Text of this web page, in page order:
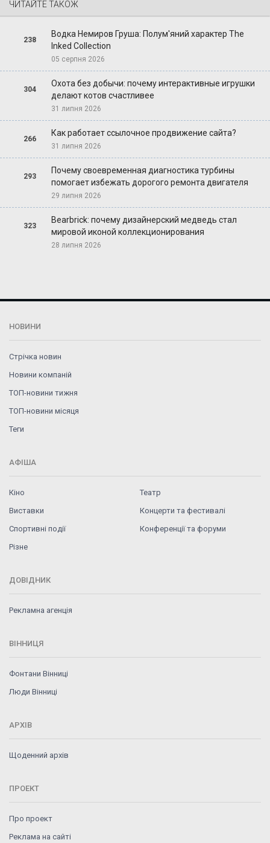
ЧИТАЙТЕ ТАКОЖ
238
Водка Немиров Груша: Полум'яний характер The
Inked Collection
05 серпня 2026
304
Охота без добычи: почему интерактивные игрушки
делают котов счастливее
31 липня 2026
266
Как работает ссылочное продвижение сайта?
31 липня 2026
293
Почему своевременная диагностика турбины
помогает избежать дорогого ремонта двигателя
29 липня 2026
323
Bearbrick: почему дизайнерский медведь стал
мировой иконой коллекционирования
28 липня 2026
НОВИНИ
Стрічка новин
Новини компаній
ТОП-новини тижня
ТОП-новини місяця
Теги
АФІША
Кіно
Театр
Виставки
Концерти та фестивалі
Спортивні події
Конференції та форуми
Різне
ДОВІДНИК
Рекламна агенція
ВІННИЦЯ
Фонтани Вінниці
Люди Вінниці
АРХІВ
Щоденний архів
ПРОЕКТ
Про проект
Реклама на сайті